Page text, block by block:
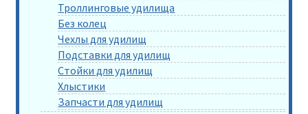
Троллинговые удилища
Без колец
Чехлы для удилищ
Подставки для удилищ
Стойки для удилищ
Хлыстики
Запчасти для удилищ